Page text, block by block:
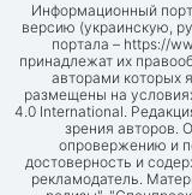
Информационный
версию (украинскую,
портала – https://
принадлежат их
авторами которых
размещены на
4.0 International.
зрения авторов.
опровержению и
достоверность и
рекламодатель.